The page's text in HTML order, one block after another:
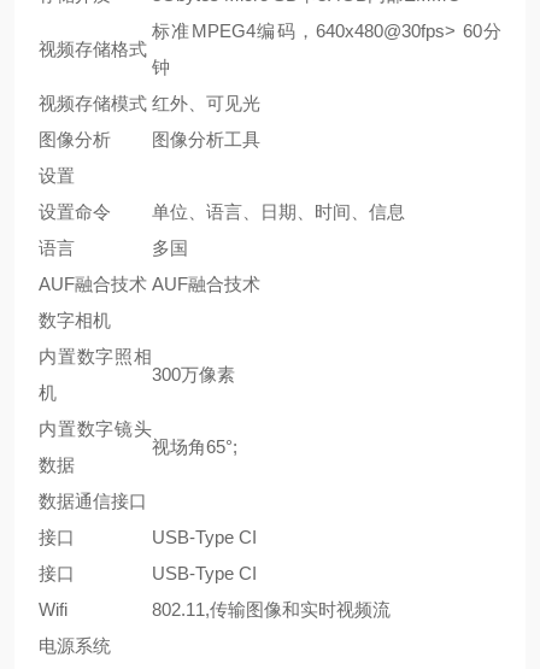
视频存储格式
标准MPEG4编码，640x480@30fps> 60分
钟
视频存储模式 红外、可见光
图像分析
图像分析工具
设置
设置命令
单位、语言、日期、时间、信息
语言
多国
AUF融合技术 AUF融合技术
数字相机
内置数字照相
机
300万像素
内置数字镜头
数据
视场角65°;
数据通信接口
接口
USB-Type CI
接口
USB-Type CI
Wifi
802.11,传输图像和实时视频流
电源系统